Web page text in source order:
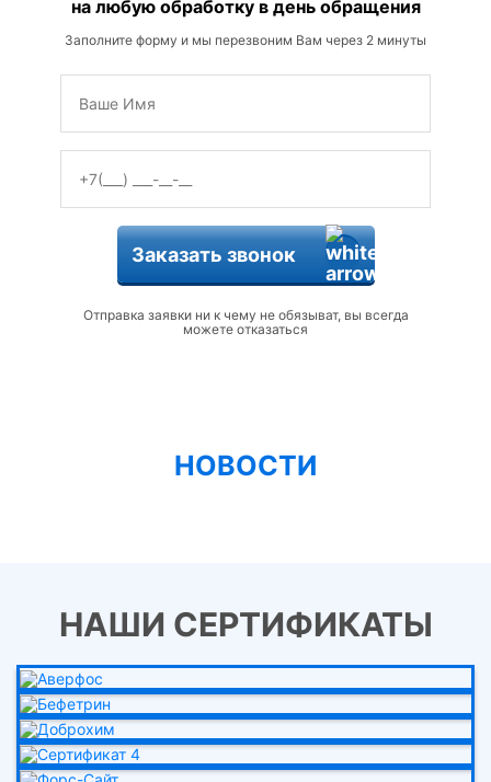
на любую обработку в день обращения
Заполните форму и мы перезвоним Вам через 2 минуты
Заказать звонок
Отправка заявки ни к чему не обязыват, вы всегда
можете отказаться
НОВОСТИ
НАШИ СЕРТИФИКАТЫ